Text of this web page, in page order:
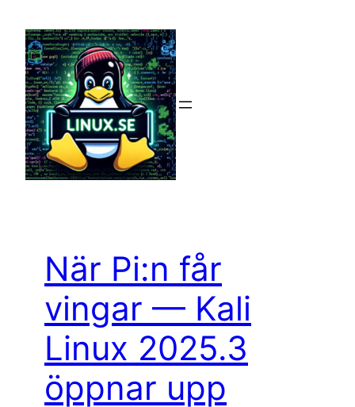
innehåll
När Pi:n får
vingar — Kali
Linux 2025.3
öppnar upp